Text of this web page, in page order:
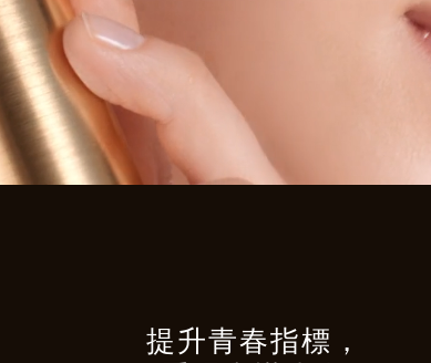
提升青春指標，